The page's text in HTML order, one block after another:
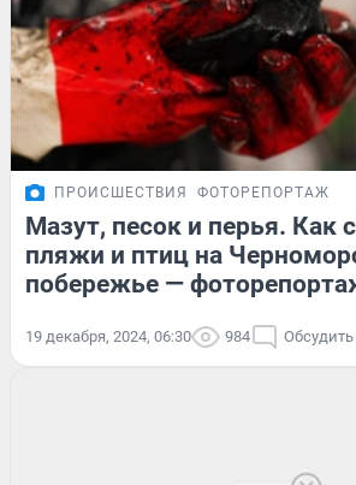
ПРОИСШЕСТВИЯ ФОТОРЕПОРТАЖ
Мазут, песок и перья. Как
пляжи и птиц на
побережье —
19 декабря, 2024, 06:30 984 Обсудить